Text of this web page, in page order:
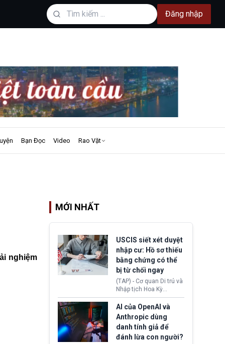
Đăng nhập
Bạn Đọc Video Rao Vặt
nghiệm
MỚI NHẤT
USCIS siết xét duyệt
nhập cư: Hồ sơ thiếu
bằng chứng có thể
bị từ chối ngay
(TAP) - Cơ quan Di trú và
Nhập tịch Hoa Kỳ
(USCIS) vừa thay đổi quy
trình xét duyệt hồ sơ
nhập cư, trao quyền cho
viên chức từ chối ngay
những đơn không chứng
minh đủ điều kiện hoặc
AI của OpenAI và
Anthropic dùng
danh tính giả để
đánh lừa con người?